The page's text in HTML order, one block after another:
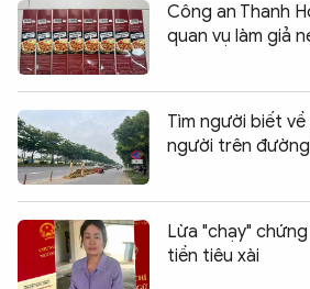
Công an Thanh
quan vụ làm giả
Tìm người biết
người trên
Lừa "chạy"
tiền tiêu xài